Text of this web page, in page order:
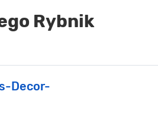
Rybnik
Decor-